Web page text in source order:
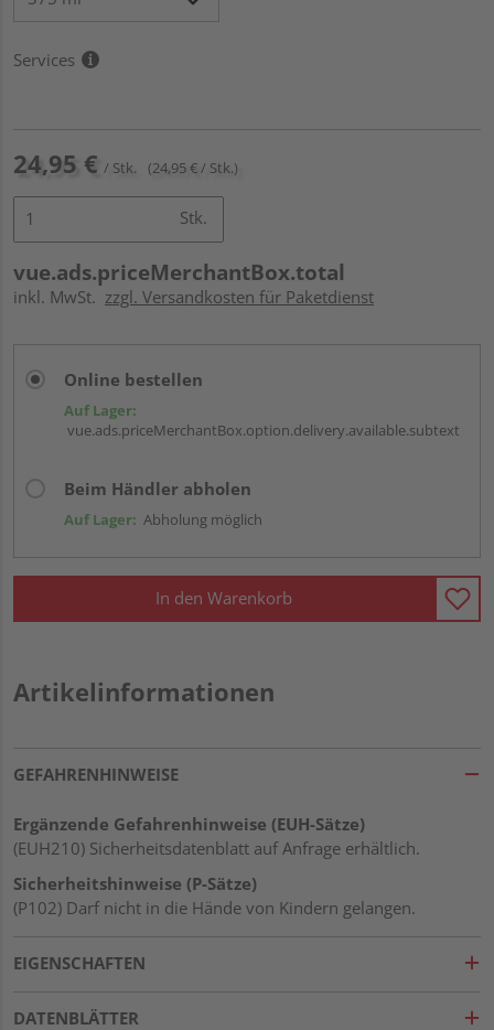
Services
24,95 € / Stk. (24,95 € / Stk.)
Stk.
vue.ads.priceMerchantBox.total
inkl. MwSt. zzgl. Versandkosten für Paketdienst
Online bestellen
Auf Lager:
vue.ads.priceMerchantBox.option.delivery.available.subtext
Beim Händler abholen
Auf Lager: Abholung möglich
In den Warenkorb
Artikelinformationen
GEFAHRENHINWEISE
Ergänzende Gefahrenhinweise (EUH-Sätze)
(EUH210) Sicherheitsdatenblatt auf Anfrage erhältlich.
Sicherheitshinweise (P-Sätze)
(P102) Darf nicht in die Hände von Kindern gelangen.
EIGENSCHAFTEN
DATENBLÄTTER